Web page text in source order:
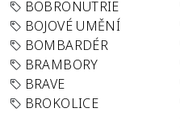
BOBRONUTRIE
BOJOVÉ UMĚNÍ
BOMBARDÉR
BRAMBORY
BRAVE
BROKOLICE